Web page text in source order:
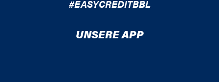
#EASYCREDITBBL
UNSERE APP